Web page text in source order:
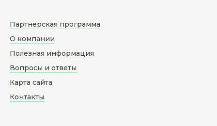
Партнерская программа
О компании
Полезная информация
Вопросы и ответы
Карта сайта
Контакты